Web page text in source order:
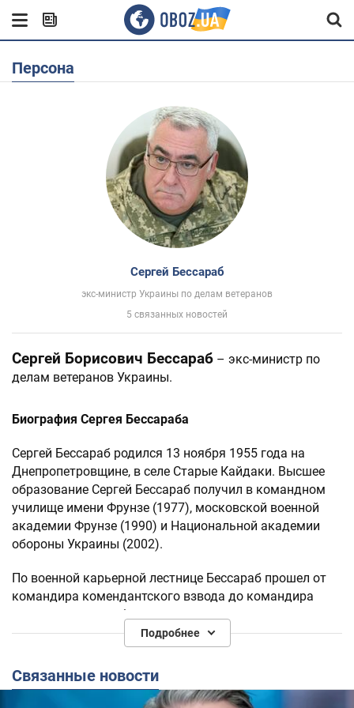
Персона
Сергей Бессараб
экс-министр Украины по делам ветеранов
5 связанных новостей
Сергей Борисович Бессараб – экс-министр по
делам ветеранов Украины.
Биография Сергея Бессараба
Сергей Бессараб родился 13 ноября 1955 года на
Днепропетровщине, в селе Старые Кайдаки. Высшее
образование Сергей Бессараб получил в командном
училище имени Фрунзе (1977), московской военной
академии Фрунзе (1990) и Национальной академии
обороны Украины (2002).
По военной карьерной лестнице Бессараб прошел от
командира комендантского взвода до командира
мотострелкового батальона.
В 2002 году был назначен начальником штаба и
первым замом командующего территориального
управления "Север", а в 2005 году возглавил это
управление. В 2007 году Сергей Бессараб стал
Подробнее
Связанные новости